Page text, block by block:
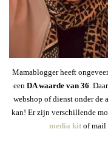
Mamablogger heeft
een DA waarde van 36 .
webshop of dienst onder de
kan! Er zijn verschillende
media kitof mail